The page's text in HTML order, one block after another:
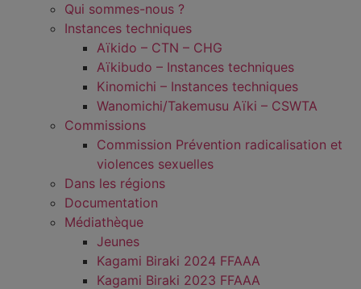
Qui sommes-nous ?
Instances techniques
Aïkido – CTN – CHG
Aïkibudo – Instances techniques
Kinomichi – Instances techniques
Wanomichi/Takemusu Aïki – CSWTA
Commissions
Commission Prévention radicalisation et
violences sexuelles
Dans les régions
Documentation
Médiathèque
Jeunes
Kagami Biraki 2024 FFAAA
Kagami Biraki 2023 FFAAA